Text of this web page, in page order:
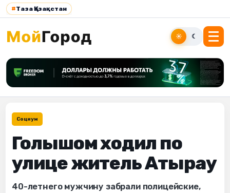
#Таза Қазақстан
☀ ☾
Социум
Голышом ходил по
улице житель Атырау
40-летнего мужчину забрали полицейские,